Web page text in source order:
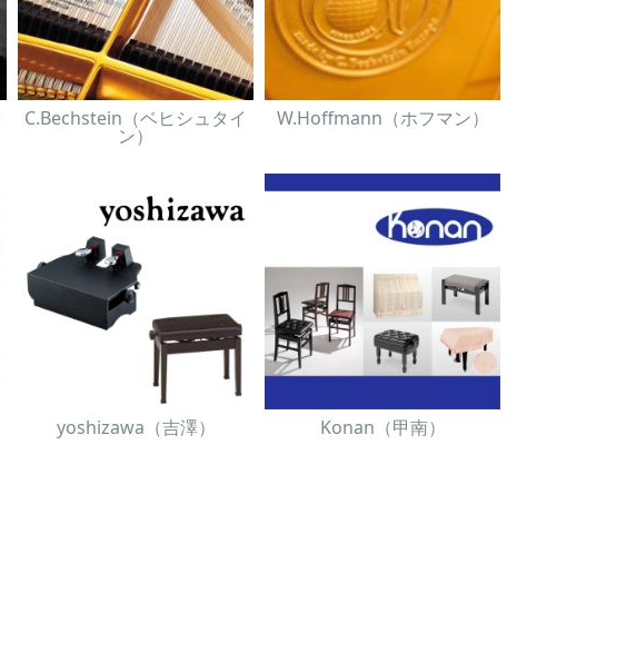
C.Bechstein（ベヒシュタイ
ン）
W.Hoffmann（ホフマン）
yoshizawa（吉澤） Konan（甲南）